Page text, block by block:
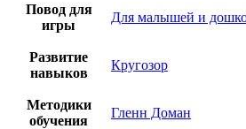
Повод для
игры
Для малышей и
Развитие
навыков
Кругозор
Методики
обучения
Гленн Доман